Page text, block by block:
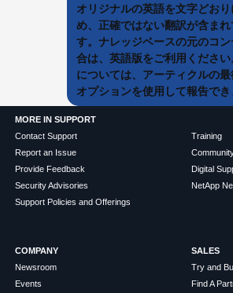
オリジナルの英語を文字どお
め、正確ではない翻訳が含ま
す。ナレッジベースの元のコ
合は、英語版をご利用くださ
については、アーティクルの
オプションを使用して報告でき
MORE IN SUPPORT
Contact Support
Report an Issue
Provide Feedback
Security Advisories
Support Policies and Offerings
Training
Digital
NetApp
COMPANY
Newsroom
Events
SALES
Try and
Find A